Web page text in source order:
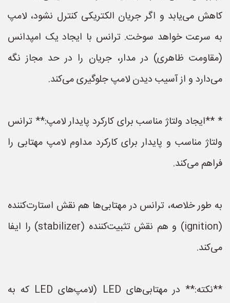
کاهش می‌یابد و اگر جریان الکتریکی کنترل نشود، لامپ
به سرعت خواهد سوخت. ترانس با ایجاد یک امپدانس
(مقاومت ظاهری) در مدار، جریان را در حد مجاز نگه
می‌دارد و از آسیب دیدن لامپ جلوگیری می‌کند.
* **ایجاد ولتاژ مناسب برای کارکرد پایدار لامپ:** ترانس
ولتاژ مناسب و پایدار برای کارکرد مداوم لامپ مهتابی را
فراهم می‌کند.
به طور خلاصه، ترانس در مهتابی‌ها هم نقش استارت‌کننده
(ignition) و هم نقش تثبیت‌کننده (stabilizer) را ایفا
می‌کند.
**نکته:** در مهتابی‌های LED (لامپ‌های LED که به